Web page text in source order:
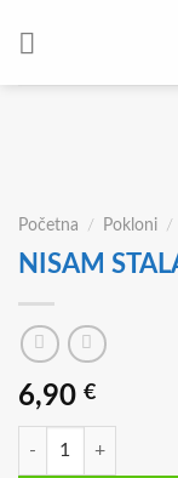
Početna / Pokloni /
NISAM
6,90 €
NISAM STALA OD